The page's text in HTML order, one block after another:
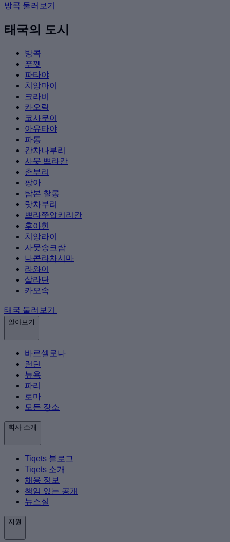
방콕 둘러보기
태국의 도시
방콕
푸껫
파타야
치앙마이
크라비
카오락
코사무이
아유타야
파통
칸차나부리
사뭇 쁘라칸
촌부리
팡아
탐본 찰롱
랏차부리
쁘라쭈압키리칸
후아힌
치앙라이
사뭇송크람
나콘라차시마
라와이
살라단
카오속
태국 둘러보기
알아보기
바르셀로나
런던
뉴욕
파리
로마
모든 장소
회사 소개
Tiqets 블로그
Tiqets 소개
채용 정보
책임 있는 공개
뉴스실
지원